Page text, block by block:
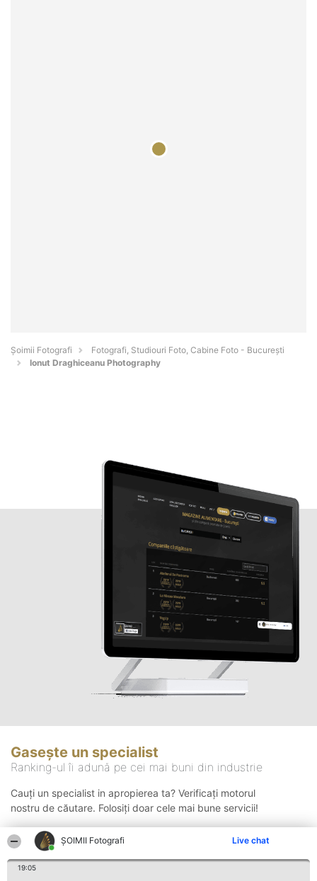
ȘOIMII Fotografi Live chat
19:05
Șoimii Fotografi
Fotografi, Studiouri Foto, Cabine Foto - Bucureşti
Ionut Draghiceanu Photography
Gasește un specialist
Ranking-ul îi adună pe cei mai buni din industrie
Cauți un specialist in apropierea ta? Verificați motorul
nostru de căutare. Folosiți doar cele mai bune servicii!